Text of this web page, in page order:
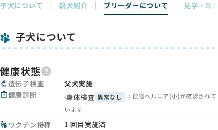
子犬について 親犬紹介 ブリーダーについて 見学・取
子犬について
健康状態
biotech 遺伝子検査
父犬実施
medical_services健康診断 身体検査 異常なし
：鼠径ヘルニア(小)が確認されて
います
vaccines ワクチン接種
1 回目実施済